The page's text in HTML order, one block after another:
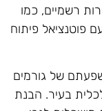
רשמיים, כמו
פוטנציאל פיתוח
של גורמים
בעיר. הבנת